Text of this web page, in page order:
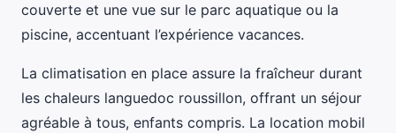
couverte et une vue sur le parc aquatique ou la
piscine, accentuant l’expérience vacances.
La climatisation en place assure la fraîcheur durant
les chaleurs languedoc roussillon, offrant un séjour
agréable à tous, enfants compris. La location mobil